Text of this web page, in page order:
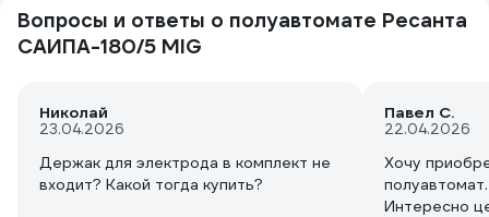
качества
этот пойдет.
Вопросы и ответы о полуавтомате Ресанта
САИПА-180/5 MIG
Николай
23.04.2026
Держак для электрода в комплект не
входит? Какой тогда купить?
Павел С.
22.04.2026
Хочу
Интересно